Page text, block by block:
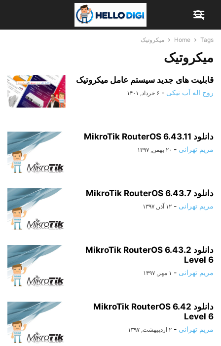
Home Tags میکروتیک
میکروتیک
قابلیت های جدید سیستم عامل میکروتیک
روح اله آب نیکی - ۶ خرداد, ۱۴۰۱
دانلود MikroTik RouterOS 6.43.11
مریم تهرانی - ۲۰ بهمن, ۱۳۹۷
دانلود MikroTik RouterOS 6.43.7
مریم تهرانی - ۱۲ آذر, ۱۳۹۷
دانلود MikroTik RouterOS 6.43.2
Level 6
مریم تهرانی - ۱ مهر, ۱۳۹۷
دانلود MikroTik RouterOS 6.42
Level 6
مریم تهرانی - ۲ اردیبهشت, ۱۳۹۷